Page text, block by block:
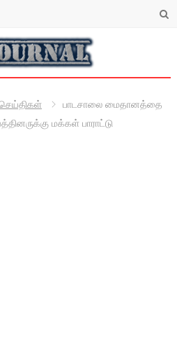
பாடசாலை மைதானத்தை
மக்கள் பாராட்டு